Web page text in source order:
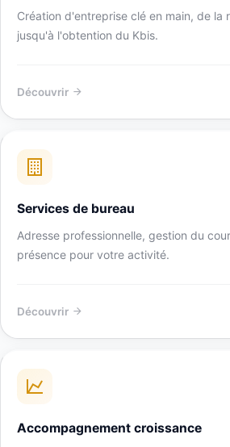
Création d'entreprise clé en main, de la
jusqu'à l'obtention du Kbis.
Découvrir
Services de bureau
Adresse professionnelle, gestion du
présence pour votre activité.
Découvrir
Accompagnement croissance